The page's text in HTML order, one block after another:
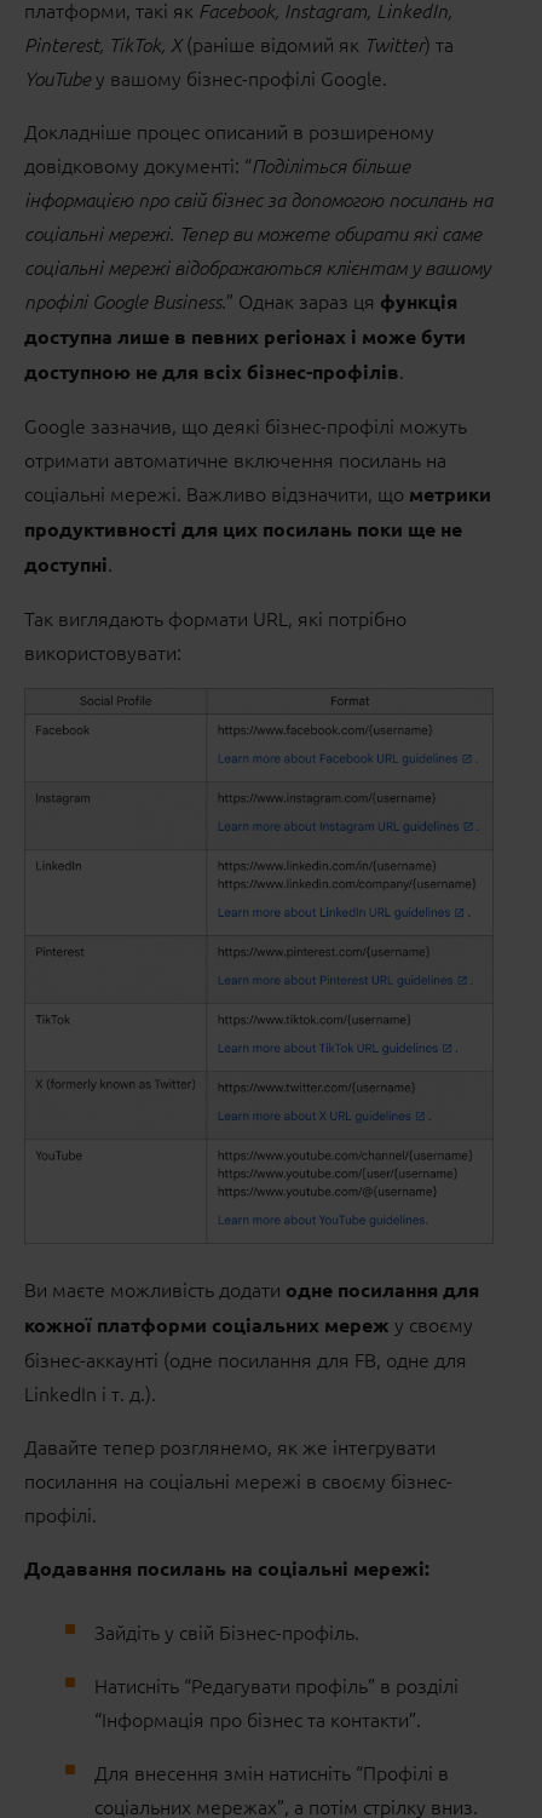
платформи, такі як Facebook, Instagram, LinkedIn,
Pinterest, TikTok, X(раніше відомий як Twitter) та
YouTubeу вашому бізнес-профілі Google.
Докладніше процес описаний в розширеному
довідковому документі: “Поділіться більше
інформацією про свій бізнес за допомогою посилань на
соціальні мережі. Тепер ви можете обирати які саме
соціальні мережі відображаються клієнтам у вашому
профілі Google Business. ” Однак зараз ця функція
доступна лише в певних регіонах і може бути
доступною не для всіх бізнес-профілів.
Google зазначив, що деякі бізнес-профілі можуть
отримати автоматичне включення посилань на
соціальні мережі. Важливо відзначити, що метрики
продуктивності для цих посилань поки ще не
доступні.
Так виглядають формати URL, які потрібно
використовувати:
Ви маєте можливість додати одне посилання для
кожної платформи соціальних мереж у своєму
бізнес-аккаунті (одне посилання для FB, одне для
LinkedIn і т. д.).
Давайте тепер розглянемо, як же інтегрувати
посилання на соціальні мережі в своєму бізнес-
профілі.
Додавання посилань на соціальні мережі:
Зайдіть у свій Бізнес-профіль.
Натисніть “Редагувати профіль” в розділі
“Інформація про бізнес та контакти”.
Для внесення змін натисніть “Профілі в
соціальних мережах”, а потім стрілку вниз.